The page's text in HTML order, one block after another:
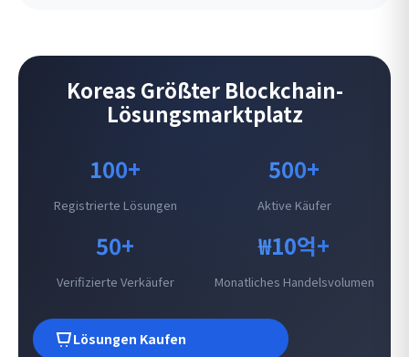
Koreas Größter Blockchain-
Lösungsmarktplatz
100+
Registrierte Lösungen
500+
Aktive Käufer
50+
Verifizierte Verkäufer
₩10억+
Monatliches Handelsvolumen
Lösungen Kaufen